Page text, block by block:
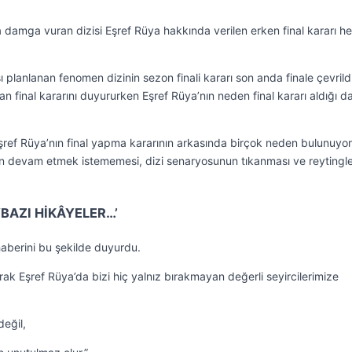
damga vuran dizisi Eşref Rüya hakkında verilen erken final kararı
planlanan fenomen dizinin sezon finali kararı son anda finale
final kararını duyururken Eşref Rüya’nın neden final kararı aldığı
Rüya’nın final yapma kararının arkasında birçok neden
devam etmek istememesi, dizi senaryosunun tıkanması ve
HİKÂYELER…’
bu şekilde duyurdu.
Eşref Rüya’da bizi hiç yalnız bırakmayan değerli seyircilerimize